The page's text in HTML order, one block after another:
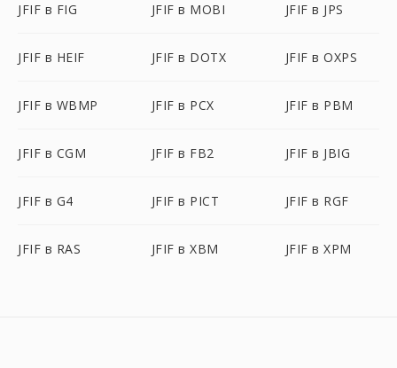
JFIF в FIG JFIF в MOBI JFIF в JPS
JFIF в HEIF JFIF в DOTX JFIF в OXPS
JFIF в WBMP JFIF в PCX JFIF в PBM
JFIF в CGM JFIF в FB2 JFIF в JBIG
JFIF в G4 JFIF в PICT JFIF в RGF
JFIF в RAS JFIF в XBM JFIF в XPM